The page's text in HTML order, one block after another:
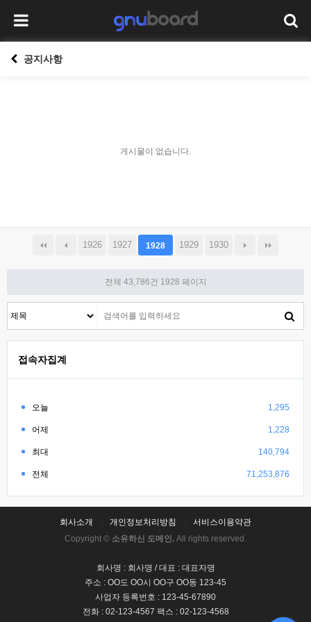
공지사항
게시물이 없습니다.
1926 1927 1928 1929 1930
전체 43,786건 1928 페이지
접속자집계
오늘 1,295
어제 1,228
최대 140,794
전체 71,253,876
회사소개 개인정보처리방침
서비스이용약관
Copyright © 소유하신 도메인. All rights reserved.
회사명 : 회사명 / 대표 : 대표자명
주소 : OO도 OO시 OO구 OO동 123-45
사업자 등록번호 : 123-45-67890
전화 : 02-123-4567 팩스 : 02-123-4568